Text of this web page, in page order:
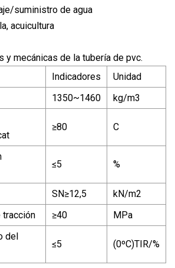
suministro de agua
acuicultura
y mecánicas de la tubería de pvc.
Indicadores
Unidad
1350~1460
kg/m3
≥80 C
≤5 %
SN≥12,5
kN/m2
≥40
MPa
del
≤5 (0ºC)TIR/%